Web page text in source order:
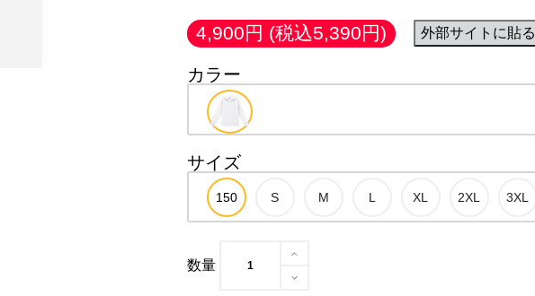
4,900円 (税込5,390円) 外部サイトに貼る
カラー
サイズ
数量